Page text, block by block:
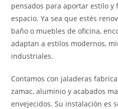
pensados para aportar estilo y
espacio. Ya sea que estés
baño o muebles de oficina,
adaptan a estilos modernos,
industriales.
Contamos con jaladeras
zamac, aluminio y acabados
envejecidos. Su instalación es